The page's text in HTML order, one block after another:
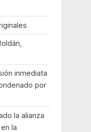
inmediata
por
la alianza
la